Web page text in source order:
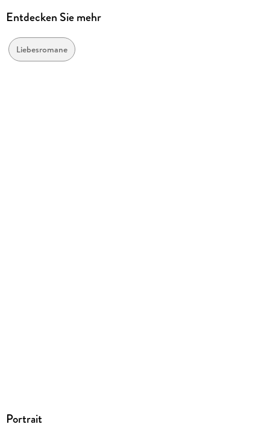
Autor/Autorin
Verlag/Hersteller
epubli
Entdecken Sie mehr
Liebesromane
Portrait